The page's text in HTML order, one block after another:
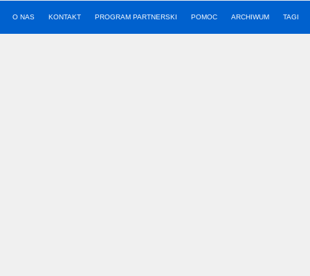
O NAS KONTAKT PROGRAM PARTNERSKI POMOC ARCHIWUM TAGI